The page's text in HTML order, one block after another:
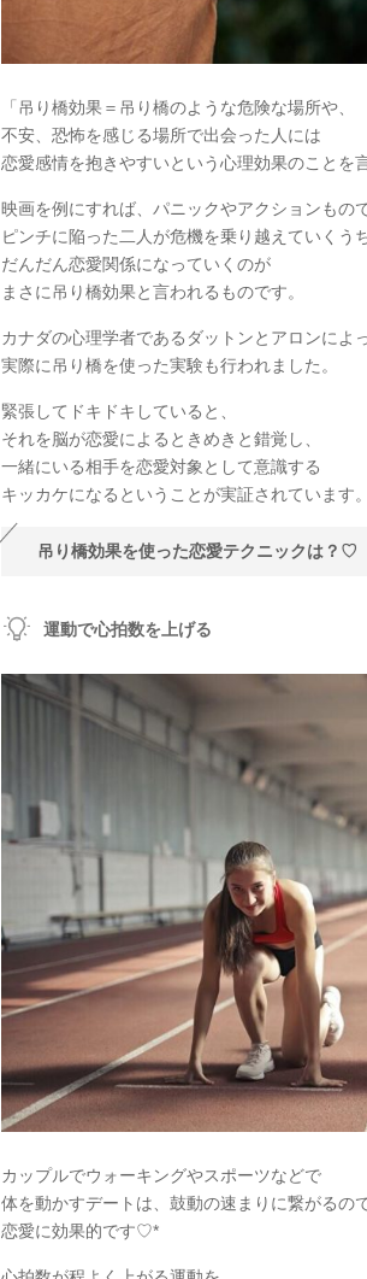
「吊り橋効果＝吊り橋のような危険な場所や、
不安、恐怖を感じる場所で出会った人には
恋愛感情を抱きやすいという心理効果のことを
映画を例にすれば、パニックやアクションもので
ピンチに陥った二人が危機を乗り越えていくうち
だんだん恋愛関係になっていくのが
まさに吊り橋効果と言われるものです。
カナダの心理学者であるダットンとアロンによ
実際に吊り橋を使った実験も行われました。
緊張してドキドキしていると、
それを脳が恋愛によるときめきと錯覚し、
一緒にいる相手を恋愛対象として意識する
キッカケになるということが実証されています。
吊り橋効果を使った恋愛テクニックは？♡
運動で心拍数を上げる
カップルでウォーキングやスポーツなどで
体を動かすデートは、鼓動の速まりに繋がるの
恋愛に効果的です♡*